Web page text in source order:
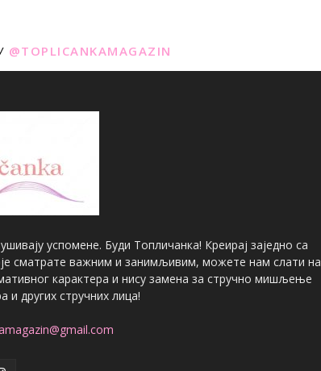
@TOPLICANKAMAGAZIN
успомене. Буди Топличанка! Креирај заједно са
сматрате важним и занимљивим, можете нам слати на
карактера и нису замена за стручно мишљење
других стручних лица!